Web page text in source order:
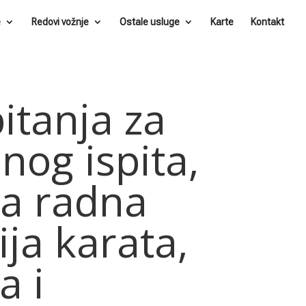
Redovi vožnje Ostale usluge Karte Kontakt
za
ispita,
radna
karata,
i